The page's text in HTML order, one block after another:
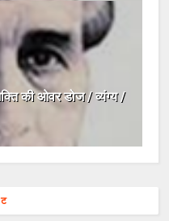
की ओवर डोज / व्यंग्य /